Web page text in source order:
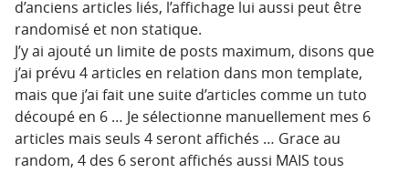
d’anciens articles liés, l’affichage lui aussi peut être
randomisé et non statique.
J’y ai ajouté un limite de posts maximum, disons que
j’ai prévu 4 articles en relation dans mon template,
mais que j’ai fait une suite d’articles comme un tuto
découpé en 6 … Je sélectionne manuellement mes 6
articles mais seuls 4 seront affichés … Grace au
random, 4 des 6 seront affichés aussi MAIS tous